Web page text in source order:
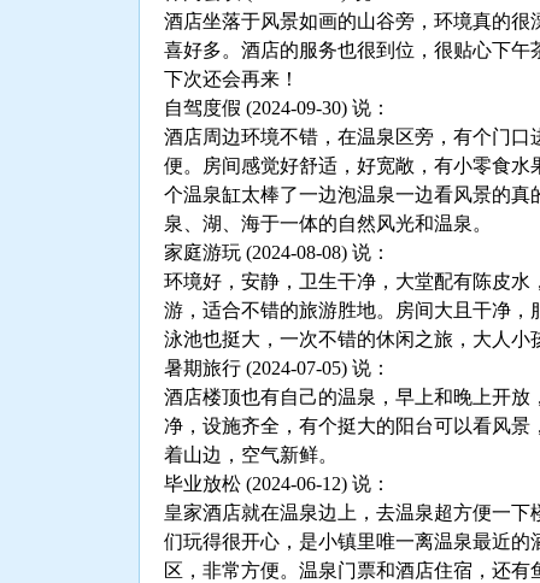
酒店坐落于风景如画的山谷旁，环境真的很
喜好多。酒店的服务也很到位，很贴心下午
下次还会再来！
自驾度假 (2024-09-30) 说：
酒店周边环境不错，在温泉区旁，有个门口
便。房间感觉好舒适，好宽敞，有小零食水
个温泉缸太棒了一边泡温泉一边看风景的真
泉、湖、海于一体的自然风光和温泉。
家庭游玩 (2024-08-08) 说：
环境好，安静，卫生干净，大堂配有陈皮水
游，适合不错的旅游胜地。房间大且干净，
泳池也挺大，一次不错的休闲之旅，大人小
暑期旅行 (2024-07-05) 说：
酒店楼顶也有自己的温泉，早上和晚上开放
净，设施齐全，有个挺大的阳台可以看风景
着山边，空气新鲜。
毕业放松 (2024-06-12) 说：
皇家酒店就在温泉边上，去温泉超方便一下
们玩得很开心，是小镇里唯一离温泉最近的
区，非常方便。温泉门票和酒店住宿，还有